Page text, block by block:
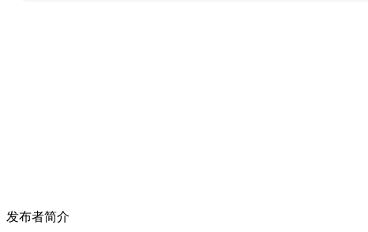
发布者简介